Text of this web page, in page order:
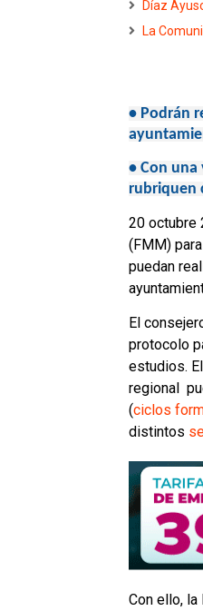
Díaz
La
• Podrán
• Con una
rubriquen
20 octubre
(FMM)
puedan
El
protocolo
estudios.
regional
(ciclos
distintos
Con ello,